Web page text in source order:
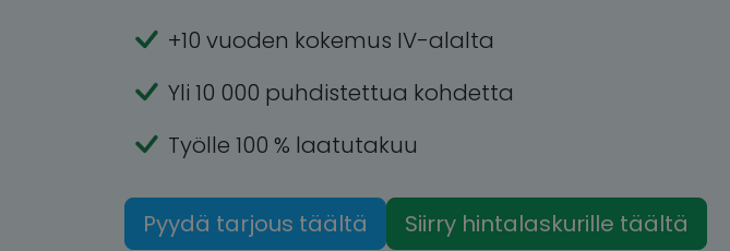
+10 vuoden kokemus IV-alalta
Yli 10 000 puhdistettua kohdetta
Työlle 100 % laatutakuu
Pyydä tarjous täältä Siirry hintalaskurille täältä